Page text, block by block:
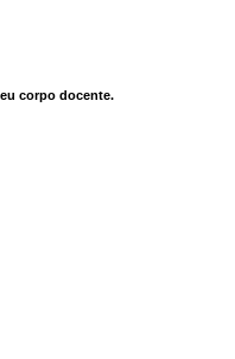
corpo docente.